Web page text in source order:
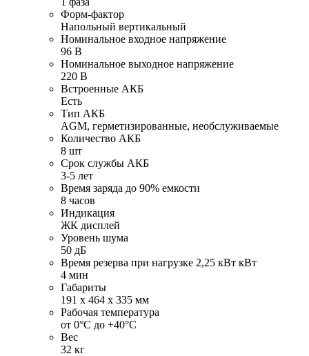
Форм-фактор
Напольный вертикальный
Номинальное входное напряжение
96 В
Номинальное выходное напряжение
220 В
Встроенные АКБ
Есть
Тип АКБ
AGM, герметизированные, необслуживаемые
Количество АКБ
8 шт
Срок службы АКБ
3-5 лет
Время заряда до 90% емкости
8 часов
Индикация
ЖК дисплей
Уровень шума
50 дБ
Время резерва при нагрузке 2,25 кВт кВт
4 мин
Габариты
191 x 464 x 335 мм
Рабочая температура
от 0°С до +40°С
Вес
32 кг